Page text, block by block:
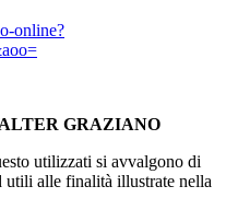
online?
GRAZIANO
utilizzati si avvalgono di
utili alle finalità illustrate nella